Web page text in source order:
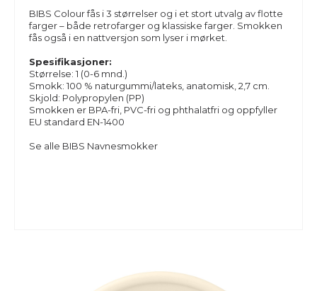
BIBS Colourfås i 3 størrelser og i et stort utvalg av flotte
farger – både retrofarger og klassiske farger. Smokken
fås også i en nattversjon som lyser i mørket.
Spesifikasjoner:
Størrelse: 1 (0-6 mnd.)
Smokk: 100 % naturgummi/lateks, anatomisk , 2,7 cm.
Skjold: Polypropylen (PP)
Smokken er BPA-fri, PVC-fri og phthalatfri og oppfyller
EU standard EN-1400
Se alle BIBS Navnesmokker